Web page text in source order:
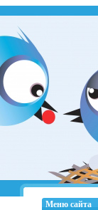
Меню сайта